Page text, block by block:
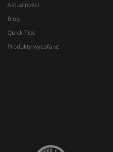
Aktualności
Blog
Quick Tips
Produkty wycofane